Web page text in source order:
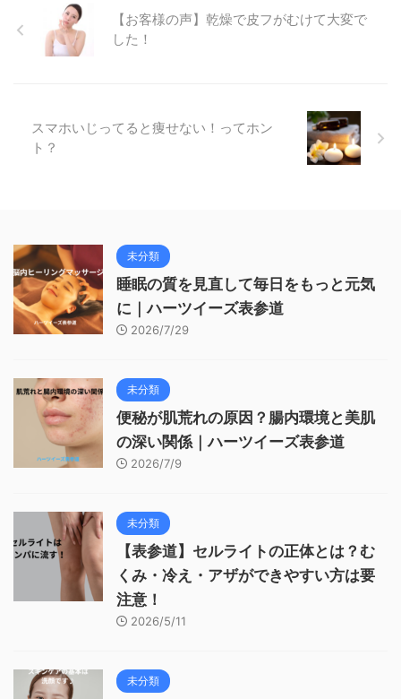
【お客様の声】乾燥で皮フがむけて大変で
した！
スマホいじってると痩せない！ってホン
ト？
未分類
睡眠の質を見直して毎日をもっと元気
に｜ハーツイーズ表参道
2026/7/29
未分類
便秘が肌荒れの原因？腸内環境と美肌
の深い関係｜ハーツイーズ表参道
2026/7/9
未分類
【表参道】セルライトの正体とは？む
くみ・冷え・アザができやすい方は要
注意！
2026/5/11
未分類